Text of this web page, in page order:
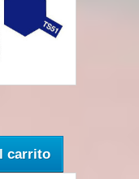
carrito